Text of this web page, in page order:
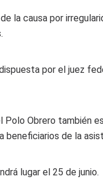
la causa por
por el juez
Polo Obrero también
beneficiarios de la
lugar el 25 de junio.